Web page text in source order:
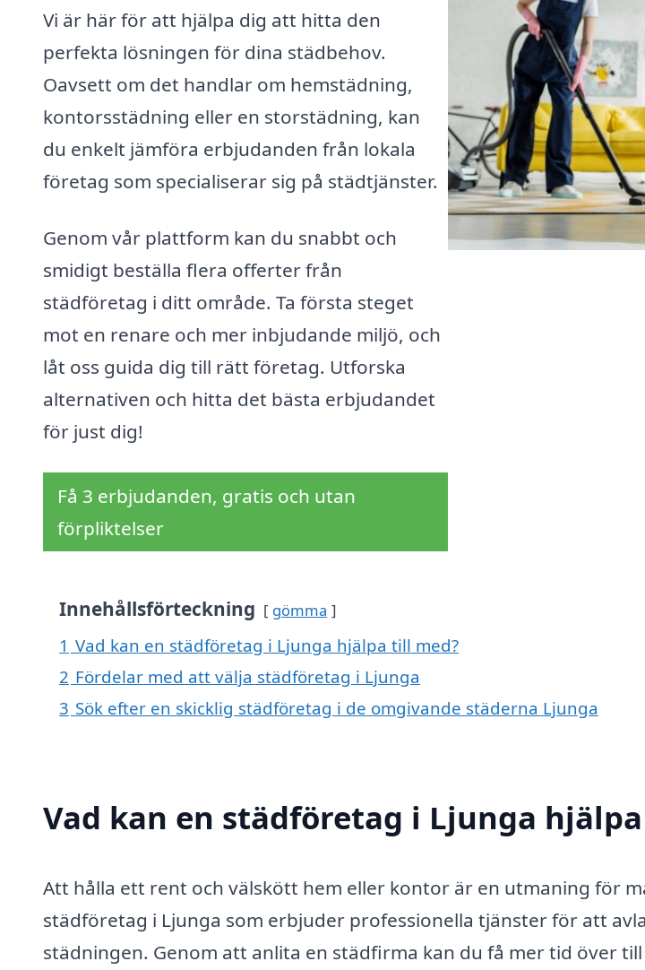
Vi är här för att hjälpa dig att hitta den
perfekta lösningen för dina städbehov.
Oavsett om det handlar om hemstädning,
kontorsstädning eller en storstädning, kan
du enkelt jämföra erbjudanden från lokala
företag som specialiserar sig på städtjänster.
Genom vår plattform kan du snabbt och
smidigt beställa flera offerter från
städföretag i ditt område. Ta första steget
mot en renare och mer inbjudande miljö, och
låt oss guida dig till rätt företag. Utforska
alternativen och hitta det bästa erbjudandet
för just dig!
Få 3 erbjudanden, gratis och utan
förpliktelser
Innehållsförteckning gömma
1 Vad kan en städföretag i Ljunga hjälpa till med?
2 Fördelar med att välja städföretag i Ljunga
3 Sök efter en skicklig städföretag i de omgivande städerna Ljunga
Vad kan en städföretag i Ljunga
Att hålla ett rent och välskött hem eller kontor är en utmaning för
städföretag i Ljunga som erbjuder professionella tjänster för att
städningen. Genom att anlita en städfirma kan du få mer tid över